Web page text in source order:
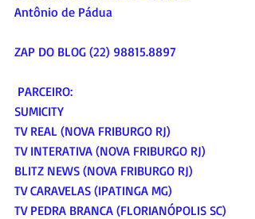
Antônio de Pádua
ZAP DO BLOG (22) 98815.8897
PARCEIRO:
SUMICITY
TV REAL (NOVA FRIBURGO RJ)
TV INTERATIVA (NOVA FRIBURGO RJ)
BLITZ NEWS (NOVA FRIBURGO RJ)
TV CARAVELAS (IPATINGA MG)
TV PEDRA BRANCA (FLORIANÓPOLIS SC)